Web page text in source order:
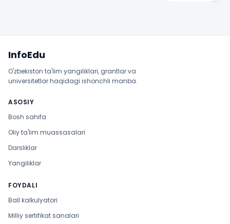
InfoEdu
O'zbekiston ta'lim yangiliklari, grantlar va
universitetlar haqidagi ishonchli manba.
ASOSIY
Bosh sahifa
Oliy ta'lim muassasalari
Darsliklar
Yangiliklar
FOYDALI
Ball kalkulyatori
Milliy sertifikat sanalari